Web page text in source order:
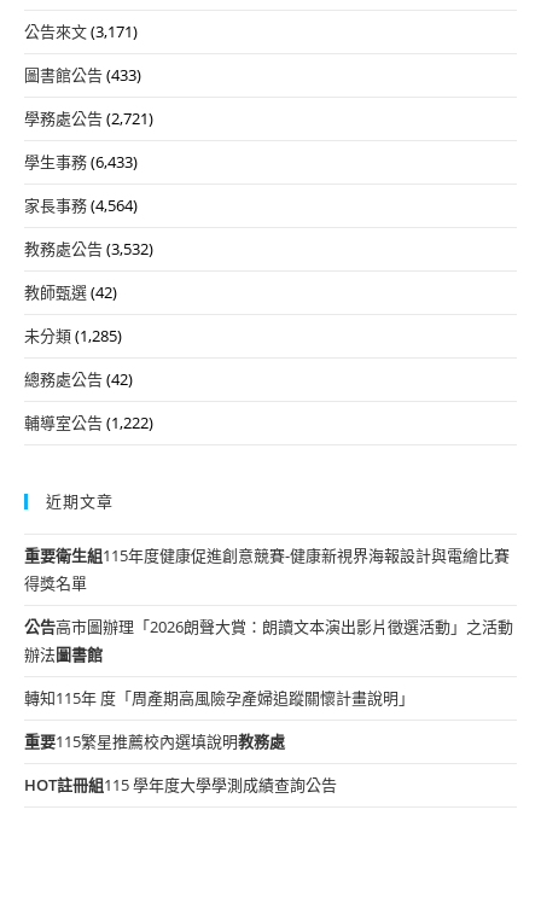
公告來文(3,171)
圖書館公告(433)
學務處公告(2,721)
學生事務(6,433)
家長事務(4,564)
教務處公告(3,532)
教師甄選(42)
未分類(1,285)
總務處公告(42)
輔導室公告(1,222)
近期文章
重要衛生組115年度健康促進創意競賽-健康新視界海報設計與電繪比賽
得獎名單
公告高市圖辦理「2026朗聲大賞：朗讀文本演出影片徵選活動」之活動
辦法圖書館
轉知115年 度「周產期高風險孕產婦追蹤關懷計畫說明」
重要115繁星推薦校內選填說明教務處
HOT註冊組115 學年度大學學測成績查詢公告